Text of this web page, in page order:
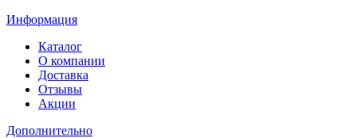
Информация
Каталог
О компании
Доставка
Отзывы
Акции
Дополнительно